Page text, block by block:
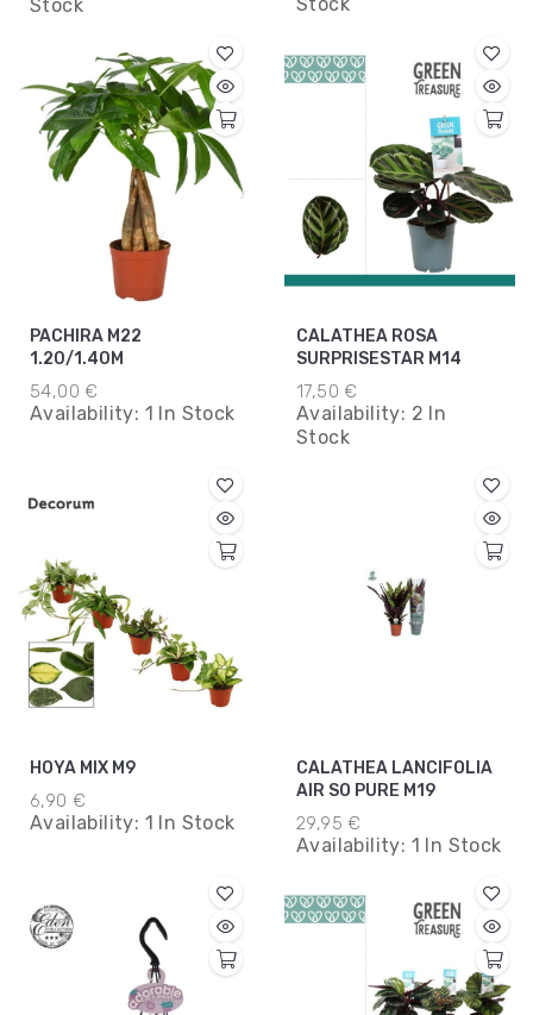
Stock
PACHIRA M22
1.20/1.40M
54,00 €
Availability: 1 In Stock
CALATHEA ROSA
SURPRISESTAR M14
17,50 €
Availability: 2 In
Stock
HOYA MIX M9
6,90 €
Availability: 1 In Stock
CALATHEA LANCIFOLIA
AIR SO PURE M19
29,95 €
Availability: 1 In Stock